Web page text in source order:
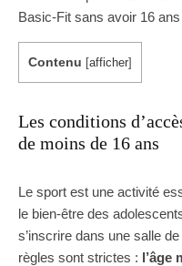
Basic-Fit sans avoir 16
Contenu [afficher]
Les conditions
de moins de 16 ans
Le sport est une activité
le bien-être des
s’inscrire dans une salle
règles sont strictes : l’âge